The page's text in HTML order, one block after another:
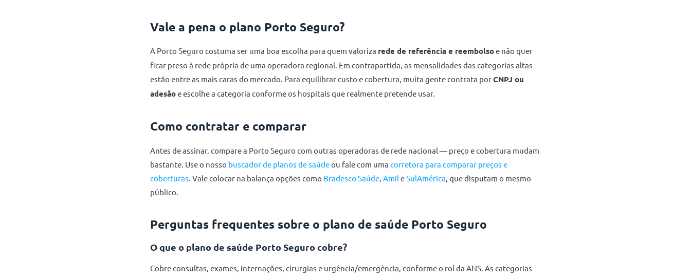
Vale a pena o plano Porto Seguro?
A Porto Seguro costuma ser uma boa escolha para quem valoriza rede de referência e reembolsoe não quer
ficar preso à rede própria de uma operadora regional. Em contrapartida, as mensalidades das categorias altas
estão entre as mais caras do mercado. Para equilibrar custo e cobertura, muita gente contrata porCNPJ ou
adesãoe escolhe a categoria conforme os hospitais que realmente pretende usar.
Como contratar e comparar
Antes de assinar, compare a Porto Seguro com outras operadoras de rede nacional — preço e cobertura mudam
bastante. Use o nosso buscador de planos de saúdeou fale com uma corretora para comparar preços e
coberturas. Vale colocar na balança opções como Bradesco Saúde, Amil eSulAmérica, que disputam o mesmo
público.
Perguntas frequentes sobre o plano de saúde Porto Seguro
O que o plano de saúde Porto Seguro cobre?
Cobre consultas, exames, internações, cirurgias e urgência/emergência, conforme o rol da ANS. As categorias